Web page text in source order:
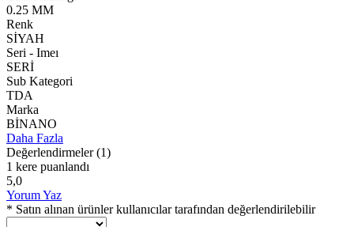
0.25 MM
Renk
SİYAH
Seri - Imeı
SERİ
Sub Kategori
TDA
Marka
BİNANO
Daha Fazla
Değerlendirmeler (1)
1 kere puanlandı
5,0
Yorum Yaz
* Satın alınan ürünler kullanıcılar tarafından değerlendirilebilir